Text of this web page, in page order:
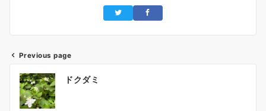
Previous page
ドクダミ